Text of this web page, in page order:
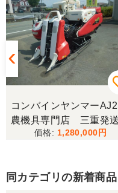
コンバインヤンマー
農機具専門店 三重発
備済み
1,280,000
同カテゴリの新着商品